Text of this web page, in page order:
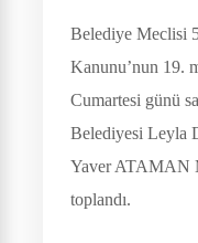
Belediye Meclisi
Kanunu’nun 19.
Cumartesi günü
Belediyesi Leyla
Yaver ATAMAN
toplandı.